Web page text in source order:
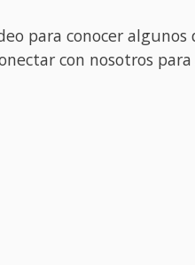
para conocer
con nosotros